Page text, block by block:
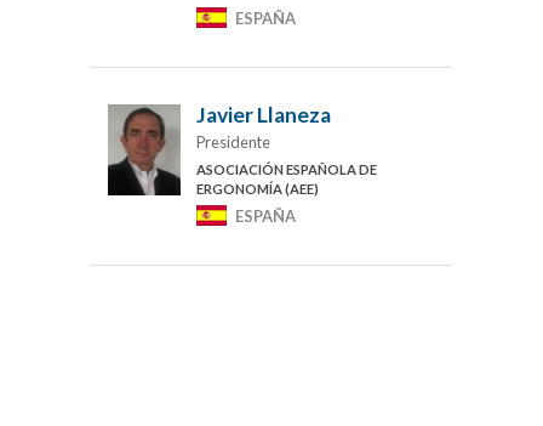
ESPAÑA
Javier Llaneza
Presidente
ASOCIACIÓN ESPAÑOLA DE
ERGONOMÍA (AEE)
ESPAÑA